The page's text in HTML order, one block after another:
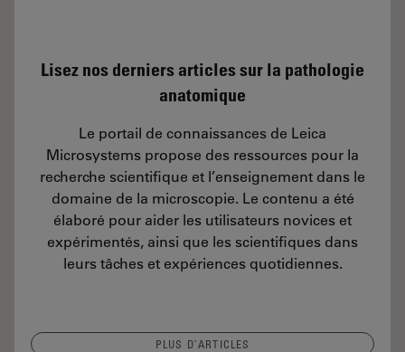
Lisez nos derniers articles sur la pathologie
anatomique
Le portail de connaissances de Leica
Microsystems propose des ressources pour la
recherche scientifique et l’enseignement dans le
domaine de la microscopie. Le contenu a été
élaboré pour aider les utilisateurs novices et
expérimentés, ainsi que les scientifiques dans
leurs tâches et expériences quotidiennes.
PLUS D’ARTICLES